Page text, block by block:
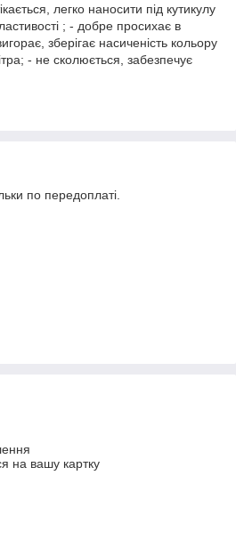
легко наносити під кутикулу
; - добре просихає в
зберігає насиченість кольору
- не сколюється, забезпечує
по передоплаті.
на вашу картку